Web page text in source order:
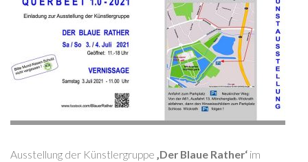
Ausstellung der Künstlergruppe ‚Der Blaue Rather‘ im